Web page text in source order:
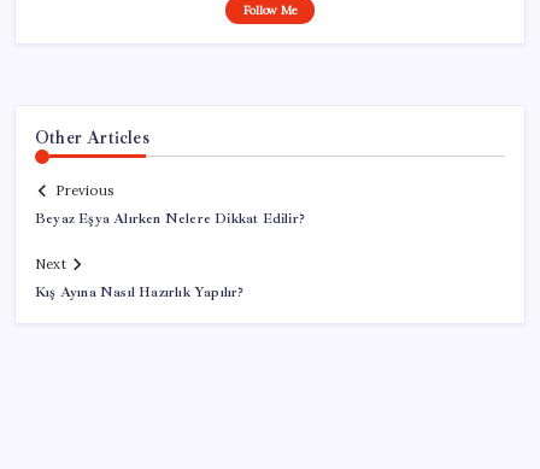
Follow Me
Other Articles
Previous
Beyaz Eşya Alırken Nelere Dikkat Edilir?
Next
Kış Ayına Nasıl Hazırlık Yapılır?